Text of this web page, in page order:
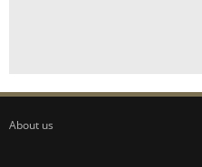
About us